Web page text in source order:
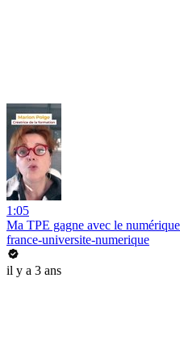
1:05
Ma TPE gagne avec le
france-universite-numerique
il y a 3 ans